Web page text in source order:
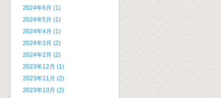
2024年6月 (1)
2024年5月 (1)
2024年4月 (1)
2024年3月 (2)
2024年2月 (2)
2023年12月 (1)
2023年11月 (2)
2023年10月 (2)